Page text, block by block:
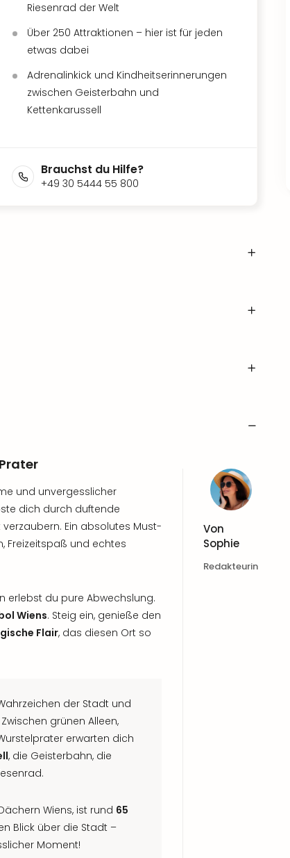
Riesenrad der Welt
Über 250 Attraktionen – hier ist für jeden
etwas dabei
Adrenalinkick und Kindheitserinnerungen
zwischen Geisterbahn und
Kettenkarussell
Brauchst du Hilfe?
+49 30 5444 55 800
und unvergesslicher
dich durch duftende
Ein absolutes Must-
Freizeitspaß und echtes
erlebst du pure Abwechslung.
Wiens. Steig ein, genieße den
Flair, das diesen Ort so
der Stadt und
grünen Alleen,
erwarten dich
, die Geisterbahn, die
Wiens, ist rund 65
Blick über die Stadt –
Moment!
Von
Sophie
Redakteurin